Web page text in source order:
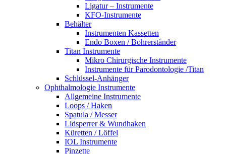
Ligatur – Instrumente
KFO-Instrumente
Behälter
Instrumenten Kassetten
Endo Boxen / Bohrerständer
Titan Instrumente
Mikro Chirurgische Instrumente
Instrumente für Parodontologie /Titan
Schlüssel-Anhänger
Ophthalmologie Instrumente
Allgemeine Instrumente
Loops / Haken
Spatula / Messer
Lidsperrer & Wundhaken
Küretten / Löffel
IOL Instrumente
Pinzette